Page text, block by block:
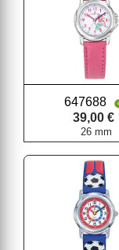
647688
39,00 €
26 mm